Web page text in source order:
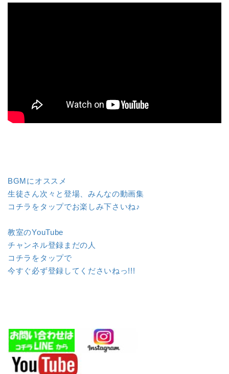
BGMにオススメ
生徒さん次々と登場、みんなの動画集
コチラをタップでお楽しみ下さいね♪
教室のYouTube
チャンネル登録まだの人
コチラをタップで
今すぐ必ず登録してくださいねっ!!!